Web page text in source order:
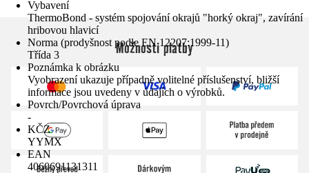
Vybavení
ThermoBond - systém spojování okrajů "horký okraj", zavírání
hribovou hlavicí
Norma (prodyšnost podle EN 12207:1999-11)
Třída 3
Poznámka k obrázku
Vyobrazení ukazuje případně volitelné příslušenství, bližší
informace jsou uvedeny v údajích o výrobků.
Povrch/Povrchová úprava
-
KČZ
YYMX
EAN
4060691131311
Možnosti platby